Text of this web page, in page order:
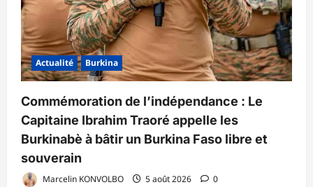
Actualité Burkina
Commémoration de l’indépendance : Le
Capitaine Ibrahim Traoré appelle les
Burkinabè à bâtir un Burkina Faso libre et
souverain
Marcelin KONVOLBO 5 août 2026 0